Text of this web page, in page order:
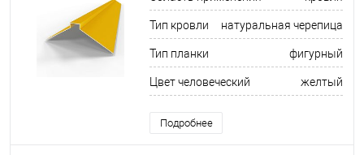
Тип кровли натуральная черепица
Тип планки фигурный
Цвет человеческий желтый
Подробнее